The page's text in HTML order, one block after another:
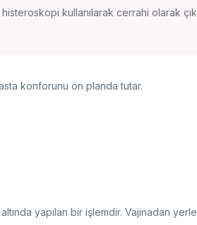
kullanılarak cerrahi olarak
konforunu ön planda tutar.
yapılan bir işlemdir. Vajinadan